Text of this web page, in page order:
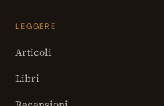
LEGGERE
Articoli
Libri